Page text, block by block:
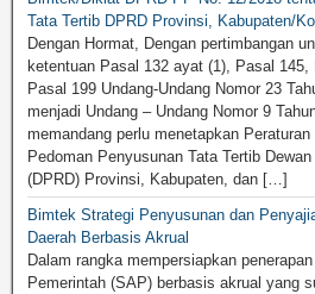
Tata Tertib DPRD Provinsi, Kabupaten/
Dengan Hormat, Dengan pertimbangan
ketentuan Pasal 132 ayat (1), Pasal
Pasal 199 Undang-Undang Nomor 23
menjadi Undang – Undang Nomor 9
memandang perlu menetapkan
Pedoman Penyusunan Tata Tertib
(DPRD) Provinsi, Kabupaten, dan […]
Bimtek Strategi Penyusunan dan
Daerah Berbasis Akrual
Dalam rangka mempersiapkan
Pemerintah (SAP) berbasis akrual yang